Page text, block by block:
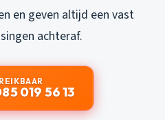
en geven altijd een vast
achteraf.
019 56 13